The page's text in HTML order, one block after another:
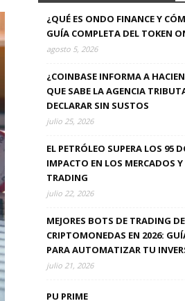
¿QUÉ ES ONDO FINANCE Y
GUÍA COMPLETA DEL TOKEN
agosto 5, 2026
¿COINBASE INFORMA A
QUE SABE LA AGENCIA
DECLARAR SIN SUSTOS
julio 25, 2026
EL PETRÓLEO SUPERA LOS 95
IMPACTO EN LOS MERCADOS Y
TRADING
julio 22, 2026
MEJORES BOTS DE TRADING DE
CRIPTOMONEDAS EN 2026:
PARA AUTOMATIZAR TU
julio 21, 2026
PU PRIME